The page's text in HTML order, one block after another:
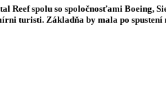
spolu so spoločnosťami Boeing,
turisti. Základňa by mala po